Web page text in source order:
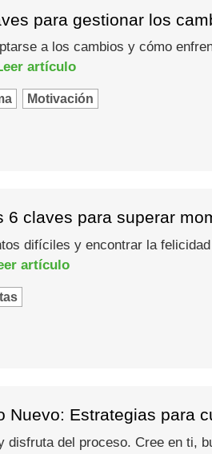
para gestionar los
a los cambios y cómo
artículo
Motivación
6 claves para superar
difíciles y encontrar la
artículo
Nuevo: Estrategias para
disfruta del proceso. Cree en ti,